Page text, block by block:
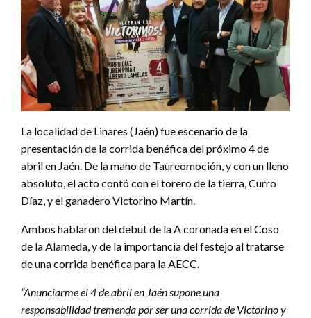
La localidad de Linares (Jaén) fue escenario de la
presentación de la corrida benéfica del próximo 4 de
abril en Jaén. De la mano de Taureomoción, y con un lleno
absoluto, el acto contó con el torero de la tierra, Curro
Díaz, y el ganadero Victorino Martín.
Ambos hablaron del debut de la A coronada en el Coso
de la Alameda, y de la importancia del festejo al tratarse
de una corrida benéfica para la AECC.
“Anunciarme el 4 de abril en Jaén supone una
responsabilidad tremenda por ser una corrida de Victorino y